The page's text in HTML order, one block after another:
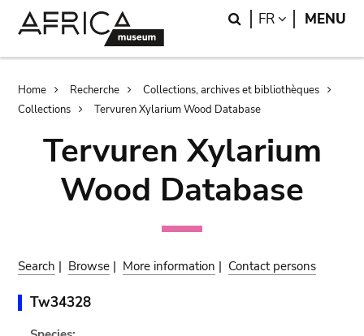
Search
FR LANGUAGE
MENU
Breadcrumb
Home Recherche
Collections, archives et bibliothèques
Collections
Tervuren Xylarium Wood Database
Tervuren Xylarium
Wood Database
Search | Browse | More information | Contact persons
Tw34328